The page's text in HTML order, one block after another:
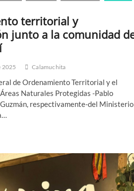
territorial y
junto a la comunidad
2025 Calamuchita
de Ordenamiento Territorial y el
Naturales Protegidas -Pablo
respectivamente-del Ministerio